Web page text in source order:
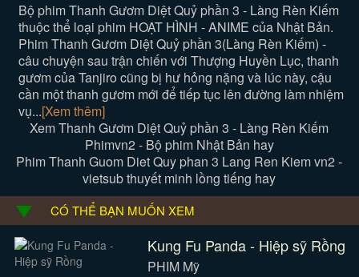
Bộ phim Thanh Gươm Diệt Quỷ phần 3 - Làng Rèn Kiếm
thuộc thể loại phim HOẠT HÌNH - ANIME của Nhật Bản.
Phim Thanh Gươm Diệt Quỷ phần 3(Làng Rèn Kiếm) -
câu chuyện sau trận chiến với Thượng Huyền Lục, thanh
gươm của Tanjiro cũng bị hư hỏng nặng và lúc này, cậu
cần một thanh gươm mới để tiếp tục lên đường làm nhiệm
vụ...[Xem thêm]
Xem Thanh Gươm Diệt Quỷ phần 3 - Làng Rèn Kiếm
Phimvn2 - Bộ phim Nhật Bản hay
Phim Thanh Guom Diet Quy phan 3 Lang Ren Kiem vn2 -
vietsub thuyết minh lồng tiếng hay
CÓ THỂ BẠN MUỐN XEM
Kung Fu Panda - Hiệp sỹ Rồng
PHIM Mỹ